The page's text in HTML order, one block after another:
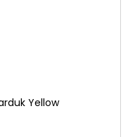
Yellow